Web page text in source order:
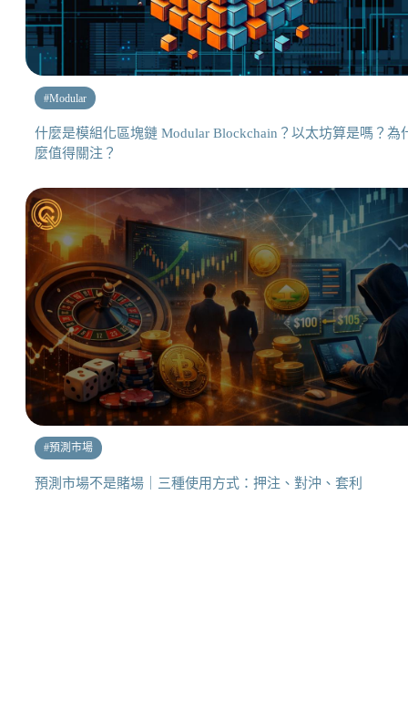
#Modular
什麼是模組化區塊鏈 Modular Blockchain？以太坊算是嗎？為
麼值得關注？
#預測市場
預測市場不是賭場｜三種使用方式：押注、對沖、套利